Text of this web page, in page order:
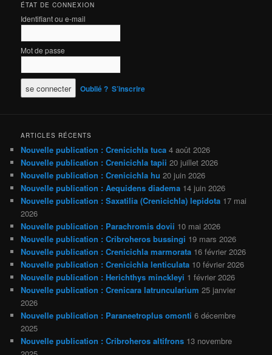
ÉTAT DE CONNEXION
Identifiant ou e-mail
Mot de passe
Oublié ? S’inscrire
ARTICLES RÉCENTS
Nouvelle publication : Crenicichla tuca 4 août 2026
Nouvelle publication : Crenicichla tapii 20 juillet 2026
Nouvelle publication : Crenicichla hu 20 juin 2026
Nouvelle publication : Aequidens diadema 14 juin 2026
Nouvelle publication : Saxatilia (Crenicichla) lepidota 17 mai
2026
Nouvelle publication : Parachromis dovii 10 mai 2026
Nouvelle publication : Cribroheros bussingi 19 mars 2026
Nouvelle publication : Crenicichla marmorata 16 février 2026
Nouvelle publication : Crenicichla lenticulata 10 février 2026
Nouvelle publication : Herichthys minckleyi 1 février 2026
Nouvelle publication : Crenicara latruncularium 25 janvier
2026
Nouvelle publication : Paraneetroplus omonti 6 décembre
2025
Nouvelle publication : Cribroheros altifrons 13 novembre